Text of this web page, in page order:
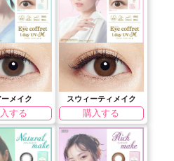
ーメイク
する
スウィーティメイク
購入する